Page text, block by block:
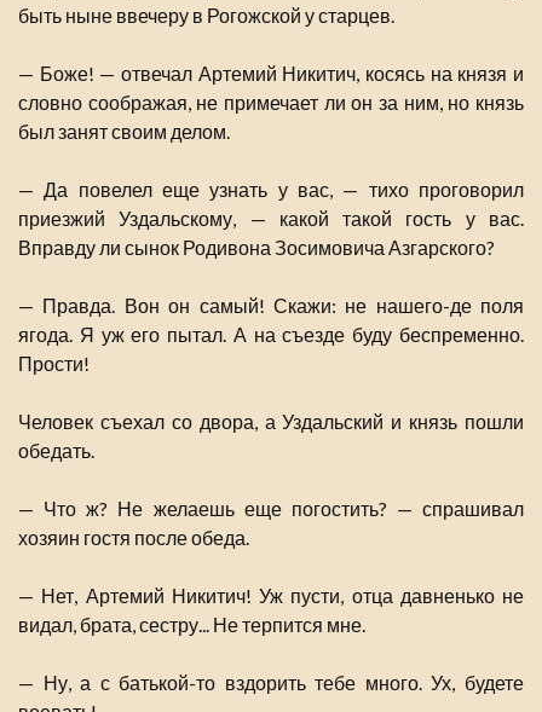
быть ныне ввечеру в Рогожской у старцев.
— Боже! — отвечал Артемий Никитич, косясь на князя и
словно соображая, не примечает ли он за ним, но князь
был занят своим делом.
— Да повелел еще узнать у вас, — тихо проговорил
приезжий Уздальскому, — какой такой гость у вас.
Вправду ли сынок Родивона Зосимовича Азгарского?
— Правда. Вон он самый! Скажи: не нашего-де поля
ягода. Я уж его пытал. А на съезде буду беспременно.
Прости!
Человек съехал со двора, а Уздальский и князь пошли
обедать.
— Что ж? Не желаешь еще погостить? — спрашивал
хозяин гостя после обеда.
— Нет, Артемий Никитич! Уж пусти, отца давненько не
видал, брата, сестру... Не терпится мне.
— Ну, а с батькой-то вздорить тебе много. Ух, будете